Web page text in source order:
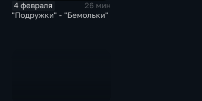
4 февраля
26 мин
"Подружки" - "Бемольки"